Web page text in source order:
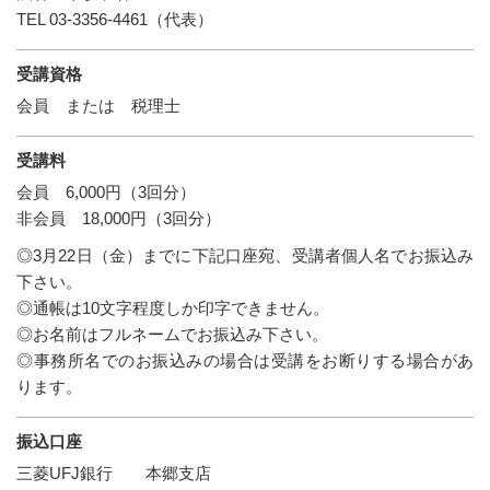
TEL 03-3356-4461（代表）
受講資格
会員 または 税理士
受講料
会員 6,000円（3回分）
非会員 18,000円（3回分）
◎3月22日（金）までに下記口座宛、受講者個人名でお振込み
下さい。
◎通帳は10文字程度しか印字できません。
◎お名前はフルネームでお振込み下さい。
◎事務所名でのお振込みの場合は受講をお断りする場合があ
ります。
振込口座
三菱UFJ銀行 本郷支店